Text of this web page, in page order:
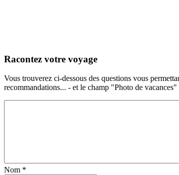
Racontez votre voyage
Vous trouverez ci-dessous des questions vous
recommandations... - et le champ "Photo de
Nom *